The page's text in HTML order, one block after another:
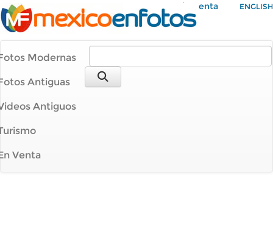
Mi Cuenta ENGLISH
Modernas
Antiguas
Antiguos
Venta